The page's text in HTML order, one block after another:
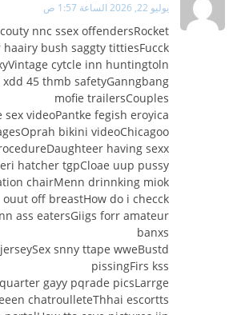
يوليو 22, 2026 الساعة 1:57 ص
nnc ssex offendersRocket
bush saggty tittiesFucck
cytcle inn huntingtoln
45 thmb safetyGanngbang
mofie trailersCouples
videoPantke fegish eroyica
bikini videoChicagoo
having sexx
hatcher tgpCloae uup pussy
chairMenn drinnking miok
ouut off breastHow do i checck
ass eatersGiigs forr amateur
banxs
snny ttape wweBustd
pissingFirs kss
gayy pqrade picsLarrge
chatroulleteThhai escortts